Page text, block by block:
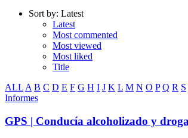
Sort by: Latest
Latest
Most commented
Most viewed
Most liked
Title
ALL A B C D E F G H I J K L M N O P Q R S
Informes
GPS | Conducía alcoholizado y